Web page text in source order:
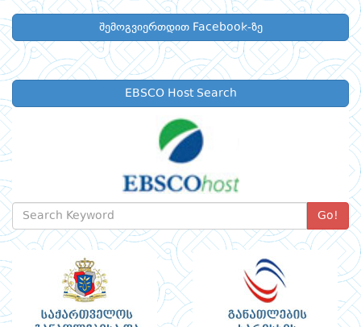
შემოგვიერთდით Facebook-ზე
EBSCO Host Search
Go!